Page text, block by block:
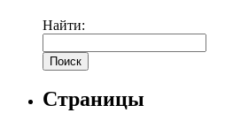
Найти:
Страницы